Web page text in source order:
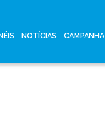
NOTÍCIAS CAMPANHA